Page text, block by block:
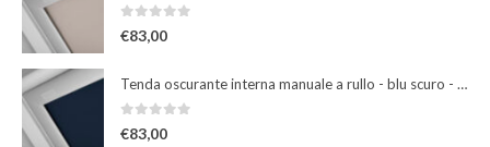
0Su 5
€83,00
Tenda oscurante interna manuale a rullo - blu scuro - per finestre misura 102
€83,00